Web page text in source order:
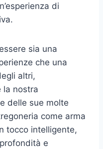
di
sia una
che una
altri,
la nostra
delle sue molte
come arma
tocco intelligente,
e